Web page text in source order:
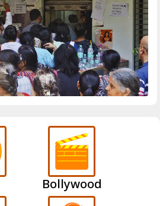
Bollywood